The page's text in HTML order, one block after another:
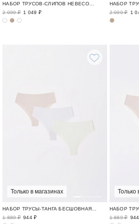
НАБОР ТРУСОВ-СЛИПОВ НЕВЕСОМОЕ БЕЛЬЕ / AIRY
2 099 ₽ 1 049 ₽
2 099 ₽ 1
Только в магазинах
1 889 ₽ 944 ₽
Только
1 889 ₽